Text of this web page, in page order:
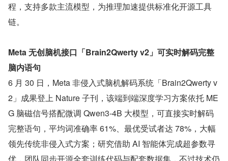
程，支持多款主流模型，为推理加速提供标准化开源工具
链。
Meta 无创脑机接口「Brain2Qwerty v2」可实时解码完整
脑内语句
6 月 30 日，Meta 非侵入式脑机解码系统「Brain2Qwerty v
2」成果登上 Nature 子刊，该端到端深度学习方案依托 ME
G 脑磁信号搭配微调 Qwen3-4B 大模型，可直接实时解码
完整语句，平均词准确率 61%、最优受试者达 78%，大幅
领先传统非侵入式方案；研究借助 AI 智能体完成超参数寻